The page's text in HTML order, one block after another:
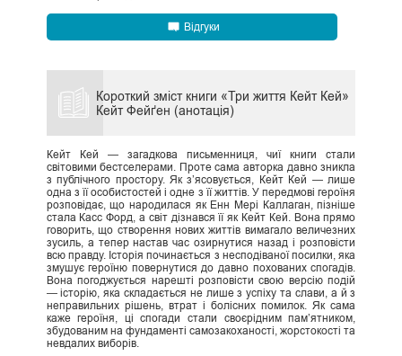
Відгуки
Короткий зміст книги «Три життя Кейт Кей»
Кейт Фейґен (анотація)
Кейт Кей — загадкова письменниця, чиї книги стали
світовими бестселерами. Проте сама авторка давно зникла
з публічного простору. Як з’ясовується, Кейт Кей — лише
одна з її особистостей і одне з її життів. У передмові героїня
розповідає, що народилася як Енн Мері Каллаган, пізніше
стала Касс Форд, а світ дізнався її як Кейт Кей. Вона прямо
говорить, що створення нових життів вимагало величезних
зусиль, а тепер настав час озирнутися назад і розповісти
всю правду. Історія починається з несподіваної посилки, яка
змушує героїню повернутися до давно похованих спогадів.
Вона погоджується нарешті розповісти свою версію подій
— історію, яка складається не лише з успіху та слави, а й з
неправильних рішень, втрат і болісних помилок. Як сама
каже героїня, ці спогади стали своєрідним пам’ятником,
збудованим на фундаменті самозакоханості, жорстокості та
невдалих виборів.